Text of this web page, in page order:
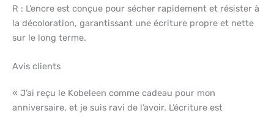
R : L’encre est conçue pour sécher rapidement et résister à
la décoloration, garantissant une écriture propre et nette
sur le long terme.
Avis clients
« J’ai reçu le Kobeleen comme cadeau pour mon
anniversaire, et je suis ravi de l’avoir. L’écriture est